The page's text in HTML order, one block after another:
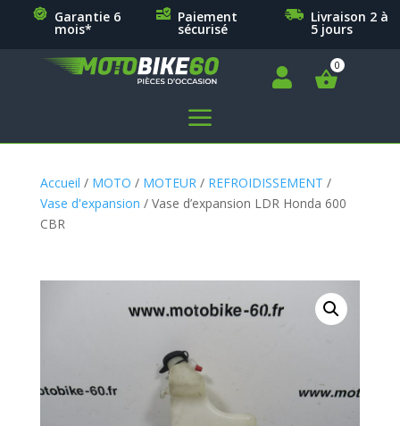
Garantie 6
mois*
Paiement
sécurisé
Livraison 2 à
5 jours

a
Accueil / MOTO / MOTEUR / REFROIDISSEMENT /
Vase d'expansion / Vase d’expansion LDR Honda 600
CBR